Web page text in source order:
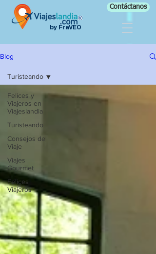
Contáctanos
by FraVEO
Blog
Felices y
Viajeros en
Viajeslandia
Turisteando
Consejos de
Viaje
Viajes
Gourmet
Felices
Viajeros
Turisteando